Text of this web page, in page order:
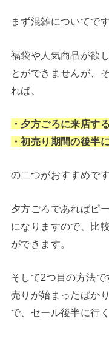
まず混雑についてです
福袋や人気商品が欲
とができませんが、
れば、
・夕方ごろに来店する
・初売り期間の後半
の二つがおすすめです
夕方ごろであればピ
になりますので、比
ができます。
そして2つ目の方法
売りが始まったばか
で、セール後半に行